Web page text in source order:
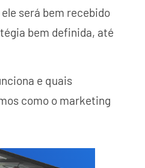
será bem recebido
bem definida, até
e quais
como o marketing